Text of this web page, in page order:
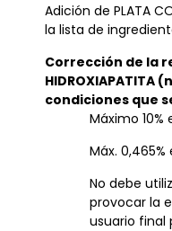
Adición de PLATA
la lista de
Corrección de la
condiciones que
Máximo
Máx.
No debe
provocar la
usuario final